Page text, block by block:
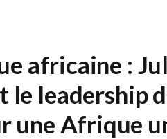
africaine :
le leadership
une Afrique